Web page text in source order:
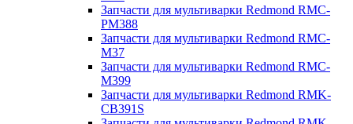
Запчасти для мультиварки Redmond RMC-
PM388
Запчасти для мультиварки Redmond RMC-
M37
Запчасти для мультиварки Redmond RMC-
M399
Запчасти для мультиварки Redmond RMK-
CB391S